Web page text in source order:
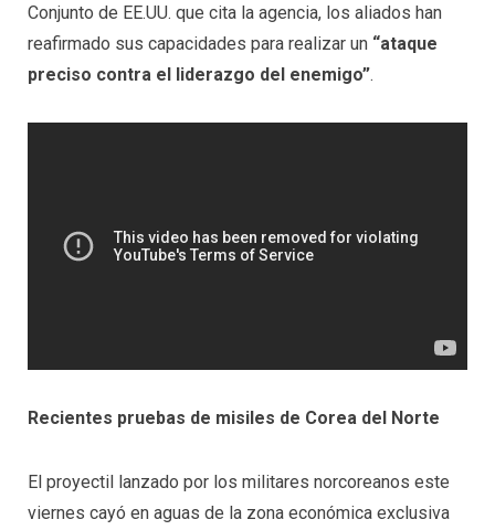
Conjunto de EE.UU. que cita la agencia, los aliados han
reafirmado sus capacidades para realizar un “ataque
preciso contra el liderazgo del enemigo”.
Recientes pruebas de misiles de Corea del Norte
El proyectil lanzado por los militares norcoreanos este
viernes cayó en aguas de la zona económica exclusiva